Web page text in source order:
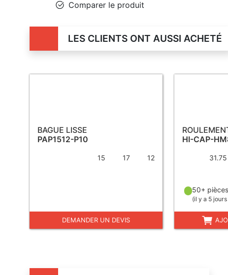
Comparer le produit
LES CLIENTS ONT AUSSI ACHETÉ
BAGUE LISSE
PAP1512-P10
15 17 12
DEMANDER UN DEVIS
HI-CAP-
31.75
50+
(il y a 5 jours